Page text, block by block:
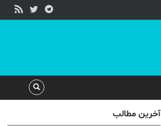
آخرین مطالب